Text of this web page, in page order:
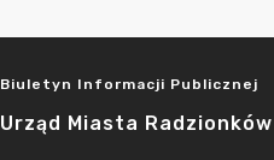
Biuletyn Informacji Publicznej
Urząd Miasta Radzionków